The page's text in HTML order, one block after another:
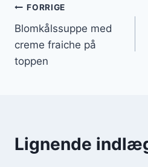
FORRIGE
Blomkålssuppe med
creme fraiche på
toppen
Lignende